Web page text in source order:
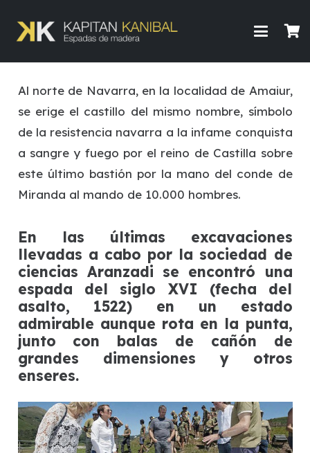
Al norte de Navarra, en la localidad de Amaiur,
se erige el castillo del mismo nombre, símbolo
de la resistencia navarra a la infame conquista
a sangre y fuego por el reino de Castilla sobre
este último bastión por la mano del conde de
Miranda al mando de 10.000 hombres.
En las últimas excavaciones
llevadas a cabo por la sociedad de
ciencias Aranzadi se encontró una
espada del siglo XVI (fecha del
asalto, 1522) en un estado
admirable aunque rota en la punta,
junto con balas de cañón de
grandes dimensiones y otros
enseres.